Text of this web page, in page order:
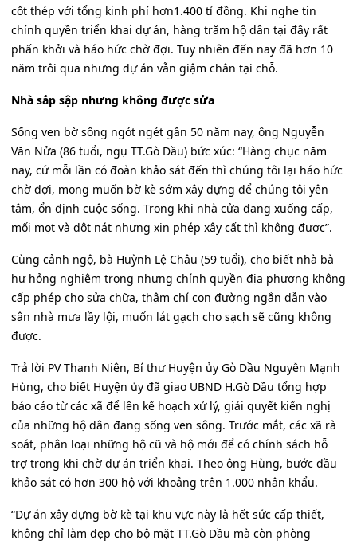
cốt thép với tổng kinh phí hơn1.400 tỉ đồng. Khi nghe tin
chính quyền triển khai dự án, hàng trăm hộ dân tại đây rất
phấn khởi và háo hức chờ đợi. Tuy nhiên đến nay đã hơn 10
năm trôi qua nhưng dự án vẫn giậm chân tại chỗ.
Nhà sắp sập nhưng không được sửa
Sống ven bờ sông ngót ngét gần 50 năm nay, ông Nguyễn
Văn Nửa (86 tuổi, ngụ TT.Gò Dầu) bức xúc: “Hàng chục năm
nay, cứ mỗi lần có đoàn khảo sát đến thì chúng tôi lại háo hức
chờ đợi, mong muốn bờ kè sớm xây dựng để chúng tôi yên
tâm, ổn định cuộc sống. Trong khi nhà cửa đang xuống cấp,
mối mọt và dột nát nhưng xin phép xây cất thì không được”.
Cùng cảnh ngộ, bà Huỳnh Lệ Châu (59 tuổi), cho biết nhà bà
hư hỏng nghiêm trọng nhưng chính quyền địa phương không
cấp phép cho sửa chữa, thậm chí con đường ngắn dẫn vào
sân nhà mưa lầy lội, muốn lát gạch cho sạch sẽ cũng không
được.
Trả lời PV Thanh Niên, Bí thư Huyện ủy Gò Dầu Nguyễn Mạnh
Hùng, cho biết Huyện ủy đã giao UBND H.Gò Dầu tổng hợp
báo cáo từ các xã để lên kế hoạch xử lý, giải quyết kiến nghị
của những hộ dân đang sống ven sông. Trước mắt, các xã rà
soát, phân loại những hộ cũ và hộ mới để có chính sách hỗ
trợ trong khi chờ dự án triển khai. Theo ông Hùng, bước đầu
khảo sát có hơn 300 hộ với khoảng trên 1.000 nhân khẩu.
“Dự án xây dựng bờ kè tại khu vực này là hết sức cấp thiết,
không chỉ làm đẹp cho bộ mặt TT.Gò Dầu mà còn phòng